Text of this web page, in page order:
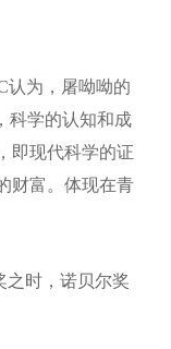
认为，屠呦呦的
科学的认知和成
即现代科学的证
财富。体现在青
之时，诺贝尔奖